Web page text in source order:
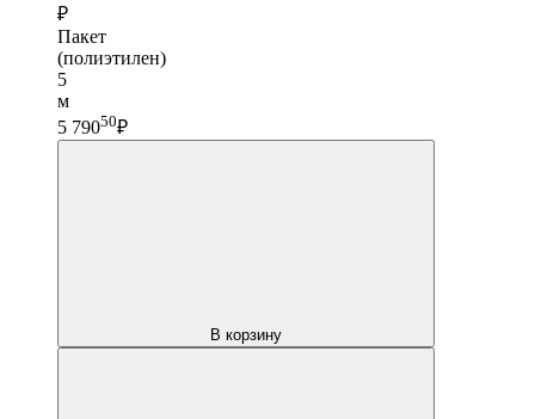
₽
Пакет
(полиэтилен)
5
м
5 79050₽
В корзину